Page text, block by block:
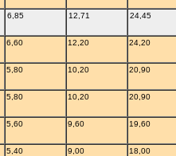
6,85 12,71 24,45
6,60 12,20 24,20
5,80 10,20 20,90
5,80 10,20 20,90
5,60 9,60 19,60
5,40 9,00 18,00